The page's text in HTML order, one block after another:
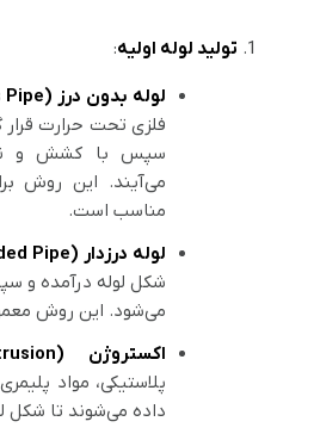
تولید لوله اولیه:
لوله بدون درز (Seamless Pipe)
فلزی تحت حرارت
سپس با کشش و
می‌آیند. این روش
مناسب است.
لوله درزدار (Welded Pipe)
شکل لوله درآمده و
می‌شود. این روش
اکستروژن (Extrusion)
پلاستیکی، مواد
داده می‌شوند تا شکل